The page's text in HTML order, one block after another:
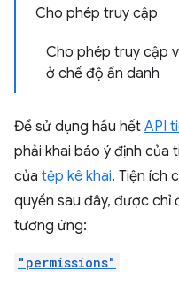
Cho phép truy cập
Cho phép truy cập
ở chế độ ẩn danh
Để sử dụng hầu hết API
phải khai báo ý định
của tệp kê khai. Tiện ích
quyền sau đây, được chỉ
tương ứng:
"permissions"